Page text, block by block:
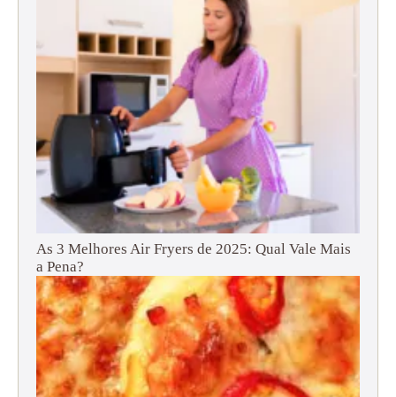
As 3 Melhores Air Fryers de 2025: Qual Vale Mais
a Pena?